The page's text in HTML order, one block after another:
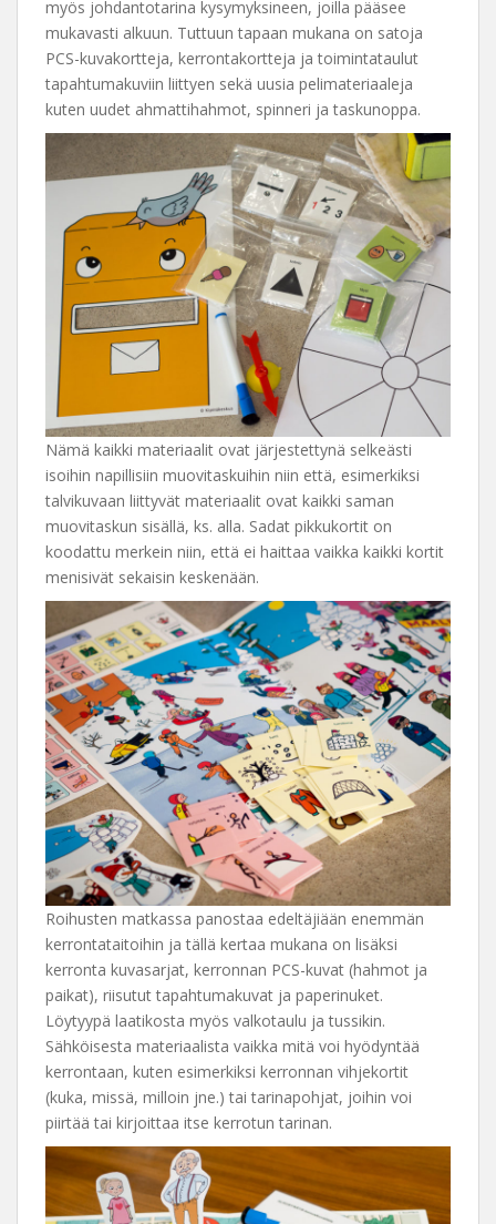
myös johdantotarina kysymyksineen, joilla pääsee
mukavasti alkuun. Tuttuun tapaan mukana on satoja
PCS-kuvakortteja, kerrontakortteja ja toimintataulut
tapahtumakuviin liittyen sekä uusia pelimateriaaleja
kuten uudet ahmattihahmot, spinneri ja taskunoppa.
Nämä kaikki materiaalit ovat järjestettynä selkeästi
isoihin napillisiin muovitaskuihin niin että, esimerkiksi
talvikuvaan liittyvät materiaalit ovat kaikki saman
muovitaskun sisällä, ks. alla. Sadat pikkukortit on
koodattu merkein niin, että ei haittaa vaikka kaikki kortit
menisivät sekaisin keskenään.
Roihusten matkassa panostaa edeltäjiään enemmän
kerrontataitoihin ja tällä kertaa mukana on lisäksi
kerronta kuvasarjat, kerronnan PCS-kuvat (hahmot ja
paikat), riisutut tapahtumakuvat ja paperinuket.
Löytyypä laatikosta myös valkotaulu ja tussikin.
Sähköisesta materiaalista vaikka mitä voi hyödyntää
kerrontaan, kuten esimerkiksi kerronnan vihjekortit
(kuka, missä, milloin jne.) tai tarinapohjat, joihin voi
piirtää tai kirjoittaa itse kerrotun tarinan.